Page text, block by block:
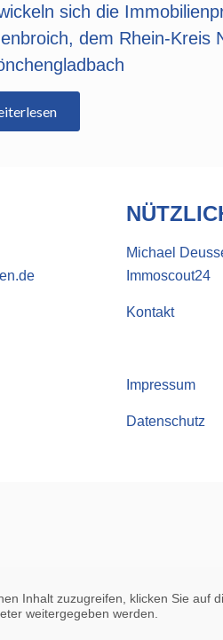
sich die
dem Rhein-Kreis
Michael
Immoscout24
Kontakt
Impressum
Datenschutz
Inhalt zuzugreifen, klicken Sie auf
weitergegeben werden.